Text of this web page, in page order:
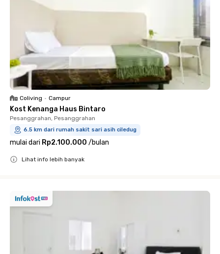
Coliving • Campur
Kost Kenanga Haus Bintaro
Pesanggrahan, Pesanggrahan
6.5 km dari rumah sakit sari asih ciledug
mulai dari Rp2.100.000 /bulan
Lihat info lebih banyak